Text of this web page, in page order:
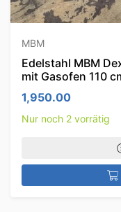
MBM
Edelstahl MBM
mit Gasofen 110
1,950.00
Nur noch 2 vorrätig